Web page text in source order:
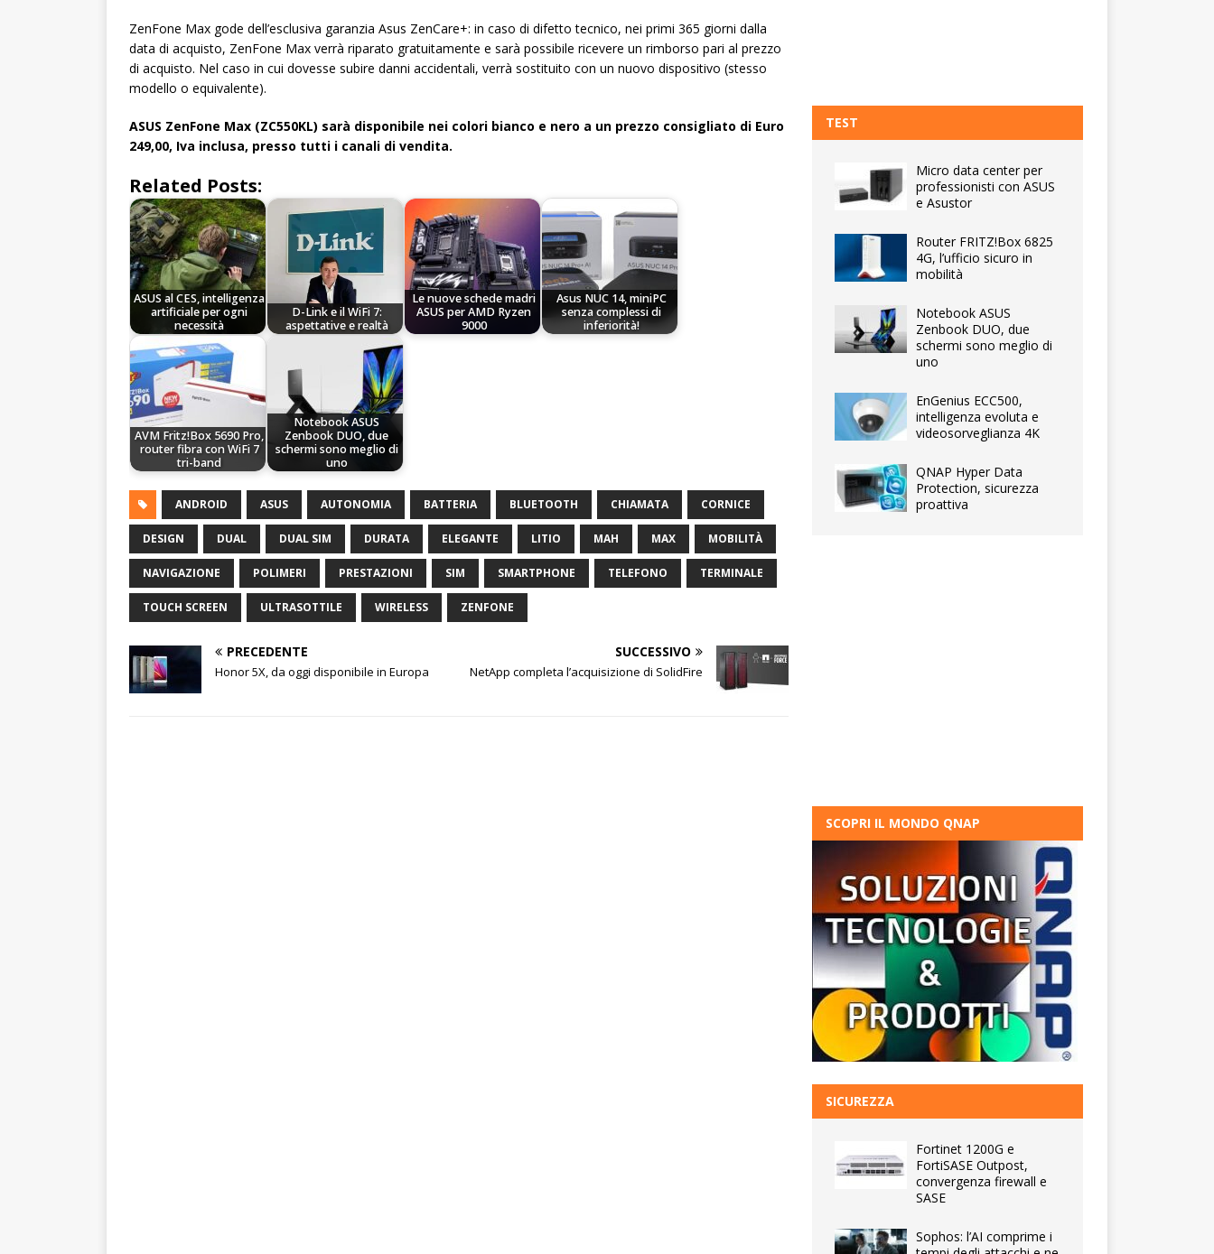
ZenFone Max gode dell’esclusiva garanzia Asus ZenCare+: in caso di difetto tecnico, nei primi 365 giorni dalla
data di acquisto, ZenFone Max verrà riparato gratuitamente e sarà possibile ricevere un rimborso pari al prezzo
di acquisto. Nel caso in cui dovesse subire danni accidentali, verrà sostituito con un nuovo dispositivo (stesso
modello o equivalente).
ASUS ZenFone Max (ZC550KL) sarà disponibile nei colori bianco e nero a un prezzo consigliato di Euro
249,00, Iva inclusa, presso tutti i canali di vendita.
Related Posts:
ASUS al CES, intelligenza
artificiale per ogni
necessità
D-Link e il WiFi 7:
aspettative e realtà
Le nuove schede madri
ASUS per AMD Ryzen
9000
Asus NUC 14, miniPC
senza complessi di
inferiorità!
AVM Fritz!Box 5690 Pro,
router fibra con WiFi 7
tri-band
Notebook ASUS
Zenbook DUO, due
schermi sono meglio di
uno
ANDROID ASUS AUTONOMIA BATTERIA BLUETOOTH CHIAMATA CORNICE
DESIGN DUAL DUAL SIM DURATA ELEGANTE LITIO MAH MAX MOBILITÀ
NAVIGAZIONE POLIMERI PRESTAZIONI SIM SMARTPHONE TELEFONO TERMINALE
TOUCH SCREEN ULTRASOTTILE WIRELESS ZENFONE
PRECEDENTE
Honor 5X, da oggi disponibile in Europa
SUCCESSIVO
NetApp completa l’acquisizione di SolidFire
TEST
Micro data center per
professionisti con ASUS
e Asustor
Router FRITZ!Box 6825
4G, l’ufficio sicuro in
mobilità
Notebook ASUS
Zenbook DUO, due
schermi sono meglio di
uno
EnGenius ECC500,
intelligenza evoluta e
videosorveglianza 4K
QNAP Hyper Data
Protection, sicurezza
proattiva
SCOPRI IL MONDO QNAP
SICUREZZA
Fortinet 1200G e
FortiSASE Outpost,
convergenza firewall e
SASE
Sophos: l’AI comprime i